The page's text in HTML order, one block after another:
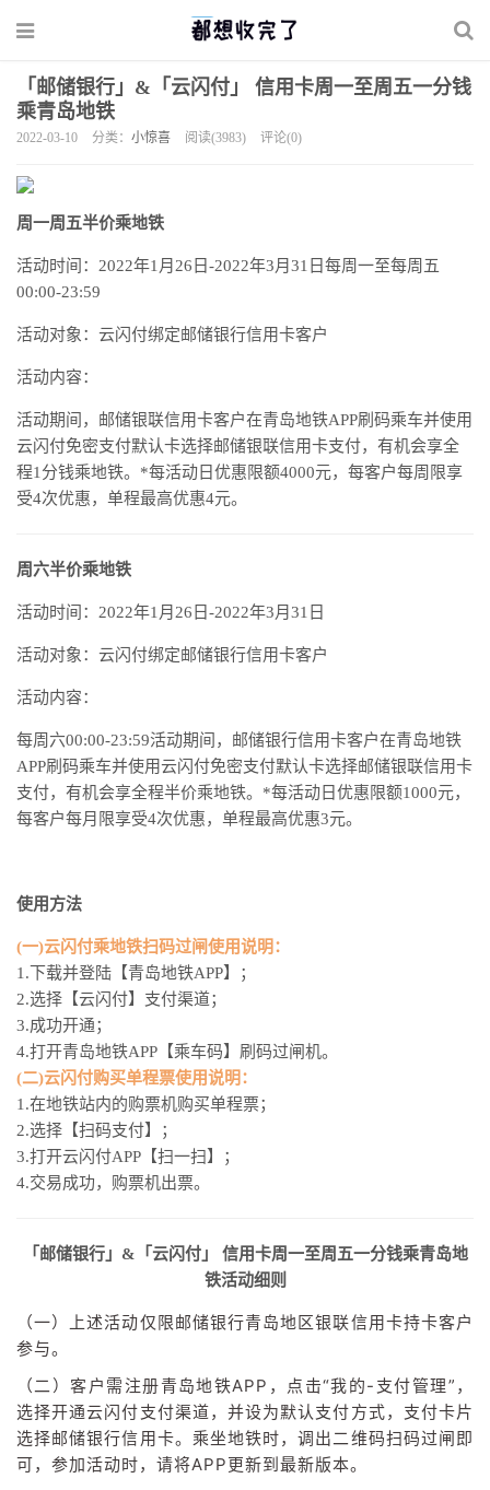
「邮储银行」&「云闪付」 信用卡周一至周五一分钱
乘青岛地铁
2022-03-10 分类： 小惊喜 阅读(3983) 评论(0)
周一周五半价乘地铁
活动时间：2022年1月26日-2022年3月31日每周一至每周五
00:00-23:59
活动对象：云闪付绑定邮储银行信用卡客户
活动内容：
活动期间，邮储银联信用卡客户在青岛地铁APP刷码乘车并使用
云闪付免密支付默认卡选择邮储银联信用卡支付，有机会享全
程1分钱乘地铁。*每活动日优惠限额4000元，每客户每周限享
受4次优惠，单程最高优惠4元。
周六半价乘地铁
活动时间：2022年1月26日-2022年3月31日
活动对象：云闪付绑定邮储银行信用卡客户
活动内容：
每周六00:00-23:59活动期间，邮储银行信用卡客户在青岛地铁
APP刷码乘车并使用云闪付免密支付默认卡选择邮储银联信用卡
支付，有机会享全程半价乘地铁。*每活动日优惠限额1000元，
每客户每月限享受4次优惠，单程最高优惠3元。
使用方法
(一)云闪付乘地铁扫码过闸使用说明：
1.下载并登陆【青岛地铁APP】；
2.选择【云闪付】支付渠道；
3.成功开通；
4.打开青岛地铁APP【乘车码】刷码过闸机。
(二)云闪付购买单程票使用说明：
1.在地铁站内的购票机购买单程票；
2.选择【扫码支付】；
3.打开云闪付APP【扫一扫】；
4.交易成功，购票机出票。
「邮储银行」&「云闪付」 信用卡周一至周五一分钱乘青岛地
铁活动细则
（一）上述活动仅限邮储银行青岛地区银联信用卡持卡客户
参与。
（二）客户需注册青岛地铁APP，点击“我的-支付管理”，
选择开通云闪付支付渠道，并设为默认支付方式，支付卡片
选择邮储银行信用卡。乘坐地铁时，调出二维码扫码过闸即
可，参加活动时，请将APP更新到最新版本。